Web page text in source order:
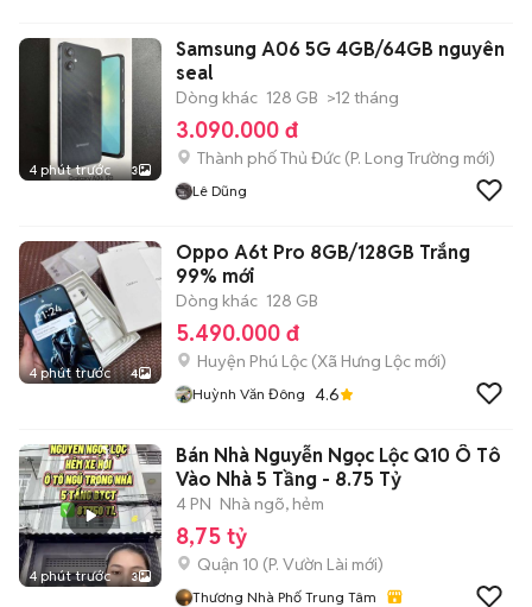
4 phút trước 3
Samsung A06 5G 4GB/64GB nguyên
seal
Dòng khác 128 GB >12 tháng
3.090.000 đ
Thành phố Thủ Đức (P. Long Trường mới)
Lê Dũng
4 phút trước 4
Oppo A6t Pro 8GB/128GB Trắng
99% mới
Dòng khác 128 GB
5.490.000 đ
Huyện Phú Lộc (Xã Hưng Lộc mới)
Huỳnh Văn Đông 4.6
4 phút trước 3
Bán Nhà Nguyễn Ngọc Lộc Q10 Ô Tô
Vào Nhà 5 Tầng - 8.75 Tỷ
4 PN Nhà ngõ, hẻm
8,75 tỷ
Quận 10 (P. Vườn Lài mới)
Thương Nhà Phố Trung Tâm